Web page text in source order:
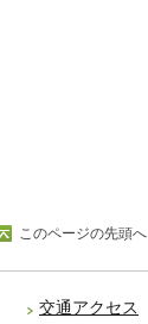
このページの先頭へ
交通アクセス